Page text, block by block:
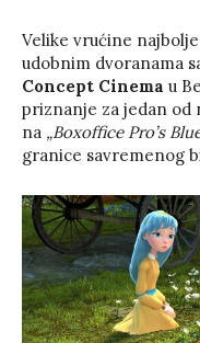
Velike vrućine
udobnim dvoranama
Concept Cinema u
priznanje za jedan od
na „Boxoffice Pro’s
granice savremenog